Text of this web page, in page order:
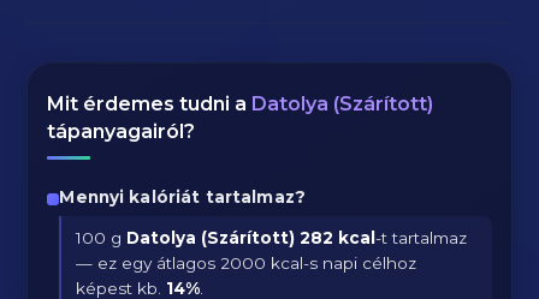
Mit érdemes tudni a Datolya (Szárított)
tápanyagairól?
Mennyi kalóriát tartalmaz?
100 g Datolya (Szárított) 282 kcal-t tartalmaz
— ez egy átlagos 2000 kcal-s napi célhoz
képest kb. 14%